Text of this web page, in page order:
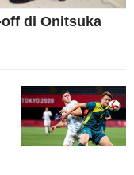
off di Onitsuka